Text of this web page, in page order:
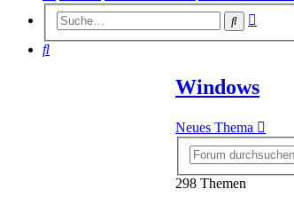
Suche
Suche
Windows
Neues Thema
298 Themen